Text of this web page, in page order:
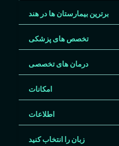
برترین بیمارستان ها در هند
تخصص های پزشکی
درمان های تخصصی
امکانات
اطلاعات
زبان را انتخاب کنید